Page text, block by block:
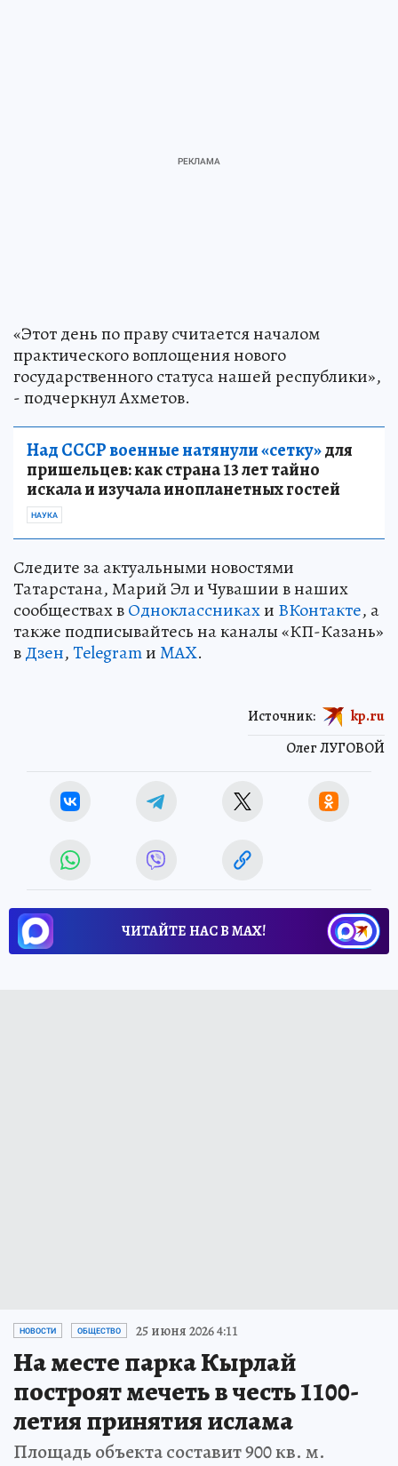
«Этот день по праву считается началом
практического воплощения нового
государственного статуса нашей республики»,
- подчеркнул Ахметов.
Над СССР военные натянули «сетку»для
пришельцев: как страна 13 лет тайно
искала и изучала инопланетных гостей
НАУКА
Следите за актуальными новостями
Татарстана, Марий Эл и Чувашии в наших
сообществах вОдноклассникахи ВКонтакте, а
также подписывайтесь на каналы «КП-Казань»
вДзен,TelegramиMAX.
Олег ЛУГОВОЙ
Источник: kp.ru
ЧИТАЙТЕ НАС В МАХ!
НОВОСТИ ОБЩЕСТВО 25 июня 2026 4:11
На месте парка Кырлай
построят мечеть в честь 1100-
летия принятия ислама
Площадь объекта составит 900 кв. м.